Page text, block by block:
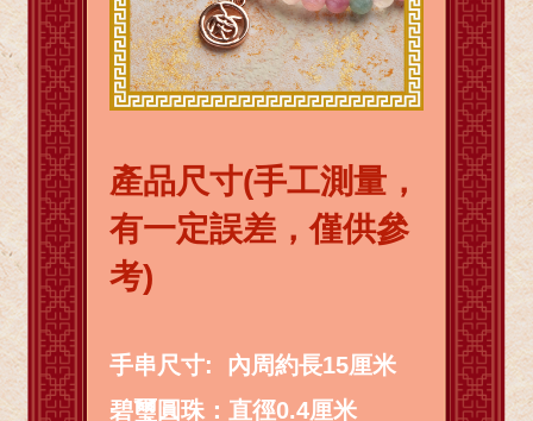
產品尺寸(手工測量，
有一定誤差，僅供參
考)
手串尺寸: 內周約長15厘米
碧璽圓珠：直徑0.4厘米